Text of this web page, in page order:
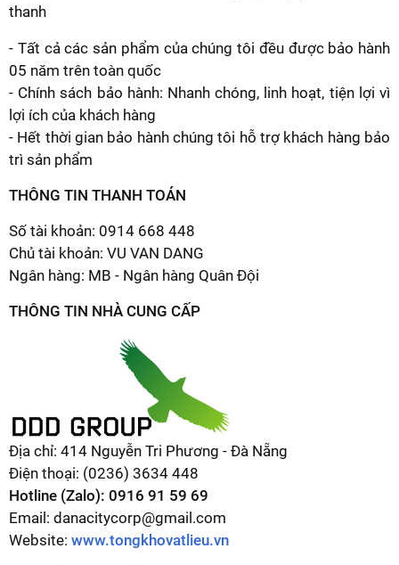
thanh
- Tất cả các sản phẩm của chúng tôi đều được bảo hành
05 năm trên toàn quốc
- Chính sách bảo hành: Nhanh chóng, linh hoạt, tiện lợi vì
lợi ích của khách hàng
- Hết thời gian bảo hành chúng tôi hỗ trợ khách hàng bảo
trì sản phẩm
THÔNG TIN THANH TOÁN
Số tài khoản: 0914 668 448
Chủ tài khoản: VU VAN DANG
Ngân hàng: MB - Ngân hàng Quân Đội
THÔNG TIN NHÀ CUNG CẤP
Địa chỉ: 414 Nguyễn Tri Phương - Đà Nẵng
Điện thoại: (0236) 3634 448
Hotline (Zalo): 0916 91 59 69
Email: danacitycorp@gmail.com
Website: www.tongkhovatlieu.vn